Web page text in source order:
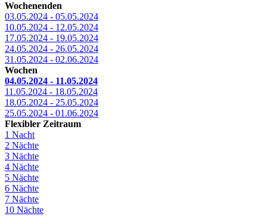
Wochenenden
03.05.2024 - 05.05.2024
10.05.2024 - 12.05.2024
17.05.2024 - 19.05.2024
24.05.2024 - 26.05.2024
31.05.2024 - 02.06.2024
Wochen
04.05.2024 - 11.05.2024
11.05.2024 - 18.05.2024
18.05.2024 - 25.05.2024
25.05.2024 - 01.06.2024
Flexibler Zeitraum
1 Nacht
2 Nächte
3 Nächte
4 Nächte
5 Nächte
6 Nächte
7 Nächte
10 Nächte